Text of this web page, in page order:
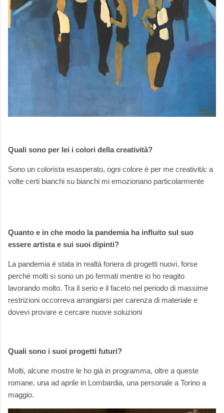
Quali sono per lei i colori della creatività?
Sono un colorista esasperato, ogni colore è per me creatività: a
volte certi bianchi su bianchi mi emozionano particolarmente
Quanto e in che modo la pandemia ha influito sul suo
essere artista e sui suoi dipinti?
La pandemia è stata in realtà foriera di progetti nuovi, forse
perché molti si sono un po fermati mentre io ho reagito
lavorando molto. Tra il serio e il faceto nel periodo di massime
restrizioni occorreva arrangiarsi per carenza di materiale e
dovevi provare e cercare nuove soluzioni
Quali sono i suoi progetti futuri?
Molti, alcune mostre le ho già in programma, oltre a queste
romane, una ad aprile in Lombardia, una personale a Torino a
maggio.